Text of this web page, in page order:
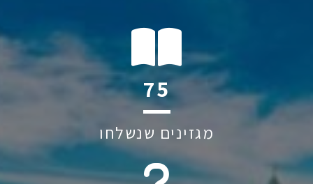
117
מגזינים שנשלחו